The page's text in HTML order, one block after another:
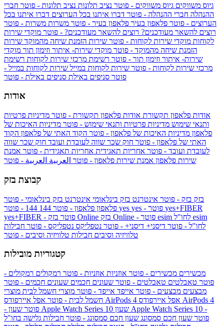
גיוס משווקים גיוס משווקים - פוטר נציב תלונות נציב תלונות - פוטר חברי
ההנהלה חברי ההנהלה - פוטר דברו איתנו בכל הערוצים דברו איתנו בכל
הערוצים - פוטר פלאפון בעיר פלאפון בעיר - פוטר משרות משרות - פוטר
רוצים להשאר מעודכנים? רוצים להשאר מעודכנים? - פוטר מוקדי שירות
לקוחות מוקדי שירות לקוחות - פוטר שירות הזמנת שיחה מהמוקד שירות
הזמנת שיחה מהמוקד - פוטר מוקדי שירות- איתור וזימון תור מוקדי
שירות- איתור וזימון תור - פוטר רשימת מרכזי שירות לקוחות רשימת
מרכזי שירות לקוחות - פוטר שירות לקוחות במייל שירות לקוחות במייל -
פוטר סניפים באילת סניפים באילת - פוטר
אודות
אודות פלאפון תקשורת אודות פלאפון תקשורת - פוטר מדיניות פרטיות
ותנאי שימוש מדיניות פרטיות ותנאי שימוש - פוטר מדיניות האיכות של
פלאפון מדיניות האיכות של פלאפון - פוטר הקוד האתי של פלאפון הקוד
האתי של פלאפון - פוטר חוק שכר שווה לעובדת ועובד חוק שכר שווה
לעובדת ועובד - פוטר אחריות תאגידית אחריות תאגידית - פוטר אמנת
שירות פלאפון אמנת שירות פלאפון - פוטר العربية العربية - פוטר
קבוצת בזק
בזק בזק - פוטר אינטרנט בזק בינלאומי אינטרנט בזק בינלאומי - פוטר
פלאפון פלאפון - פוטר 144 yes
yes+FIBER
yes+FIBER - פוטר בזק Online
esim
לחו"ל - פוטר דיסני+ דיסני+ - פוטר נטפליקס נטפליקס - פוטר חבילות
טלוויזיה וסיבים חבילות טלוויזיה וסיבים - פוטר
קטגוריות מובילות
מכשירים מכשירים - פוטר אוזניות אוזניות - פוטר רמקולים רמקולים -
פוטר טאבלטים טאבלטים - פוטר שעונים חכמים שעונים חכמים - פוטר
מבצעים מבצעים - פוטר אייפד אייפד - פוטר מוצרי חשמל לבית מוצרי
חשמל לבית - פוטר אפל איירפודס AirPods 4 אפל איירפודס AirPods 4
- פוטר שעון Apple Watch Series 10 שעון Apple Watch Series 10 -
פוטר שעון חכם סמסונג שעון חכם סמסונג - פוטר חבילות גלישה בחו"ל